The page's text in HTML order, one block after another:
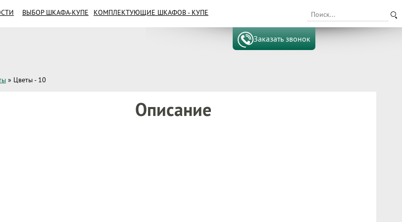
ВЫБОР ШКАФА-КУПЕ
КОМПЛЕКТУЮЩИЕ ШКАФОВ - КУПЕ
Заказать звонок
» Цветы - 10
Описание